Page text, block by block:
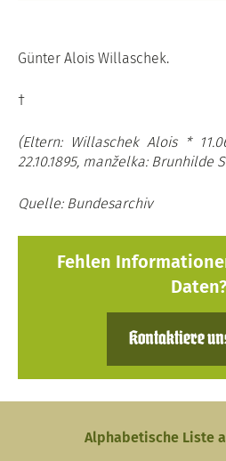
Günter Alois Willaschek.
†
(Eltern: Willaschek Alois *
22.10.1895, manželka: Brunhilde
Quelle: Bundesarchiv
Fehlen
Kontaktiere
Alphabetische Liste